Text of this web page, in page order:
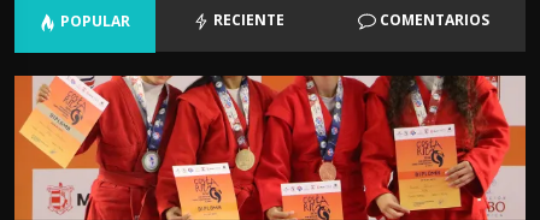
POPULAR RECIENTE COMENTARIOS